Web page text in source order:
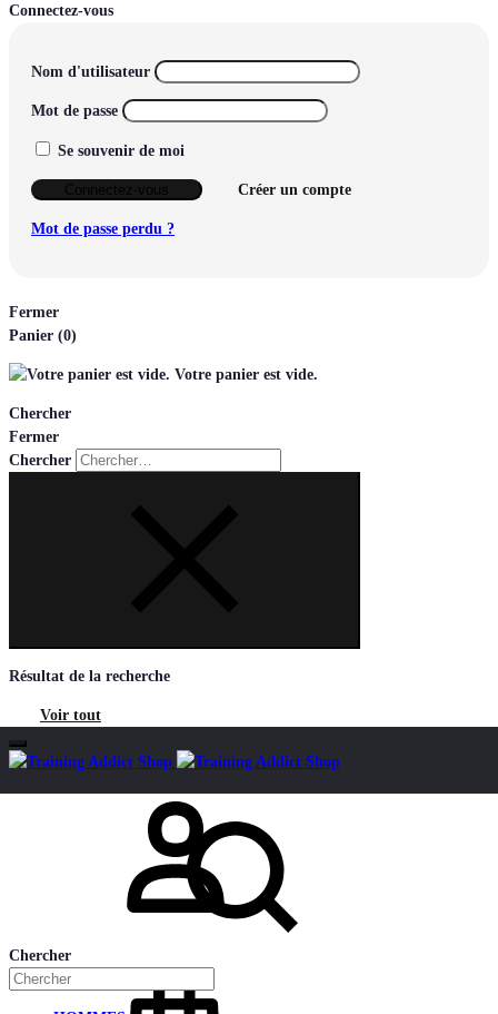
Connectez-vous
Nom d'utilisateur
Mot de passe
Se souvenir de moi
Créer un compte
Mot de passe perdu ?
Fermer
Panier (0)
Votre panier est vide.
Chercher
Fermer
Chercher
Résultat de la recherche
Voir tout
Chercher